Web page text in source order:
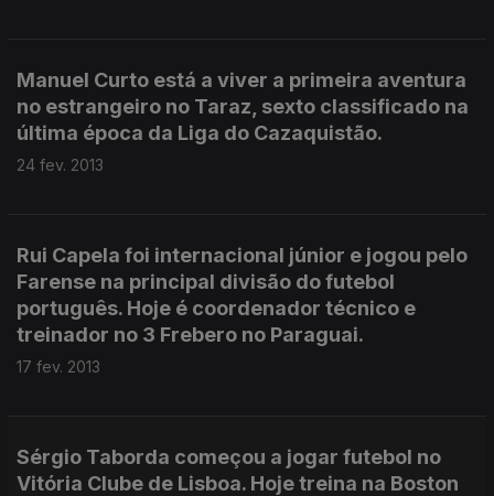
Manuel Curto está a viver a primeira aventura
no estrangeiro no Taraz, sexto classificado na
última época da Liga do Cazaquistão.
24 fev. 2013
Rui Capela foi internacional júnior e jogou pelo
Farense na principal divisão do futebol
português. Hoje é coordenador técnico e
treinador no 3 Frebero no Paraguai.
17 fev. 2013
Sérgio Taborda começou a jogar futebol no
Vitória Clube de Lisboa. Hoje treina na Boston